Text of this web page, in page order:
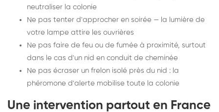
neutraliser la colonie
Ne pas tenter d'approcher en soirée — la lumière de
votre lampe attire les ouvrières
Ne pas faire de feu ou de fumée à proximité, surtout
dans le cas d'un nid en conduit de cheminée
Ne pas écraser un frelon isolé près du nid : la
phéromone d'alerte mobilise toute la colonie
Une intervention partout en France